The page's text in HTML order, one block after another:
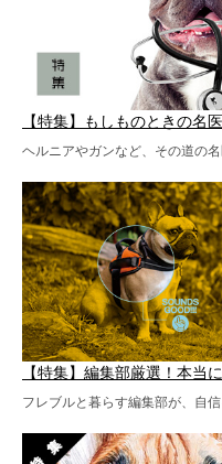
【特集】もしものときの名
ヘルニアやガンなど、その道の
【特集】編集部厳選！本当
フレブルと暮らす編集部が、自